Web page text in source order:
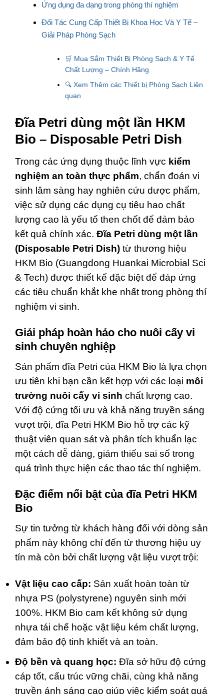
Ứng dụng đa dạng trong phòng thí nghiệm
Đối Tác Cung Cấp Thiết Bị Khoa Học Và Y Tế –
Giải Pháp Phòng Sạch
🛒 Mua Sắm Thiết Bị Phòng Sạch & Y Tế
Chất Lượng – Chính Hãng
🔍 Xem Thêm các Thiết bị Phòng Sạch Liên
quan
Đĩa Petri dùng một lần HKM
Bio – Disposable Petri Dish
Trong các ứng dụng thuộc lĩnh vực kiểm
nghiệm an toàn thực phẩm, chẩn đoán vi
sinh lâm sàng hay nghiên cứu dược phẩm,
việc sử dụng các dụng cụ tiêu hao chất
lượng cao là yếu tố then chốt để đảm bảo
kết quả chính xác. Đĩa Petri dùng một lần
(Disposable Petri Dish) từ thương hiệu
HKM Bio (Guangdong Huankai Microbial Sci
& Tech) được thiết kế đặc biệt để đáp ứng
các tiêu chuẩn khắt khe nhất trong phòng thí
nghiệm vi sinh.
Giải pháp hoàn hảo cho nuôi cấy vi
sinh chuyên nghiệp
Sản phẩm đĩa Petri của HKM Bio là lựa chọn
ưu tiên khi bạn cần kết hợp với các loại môi
trường nuôi cấy vi sinh chất lượng cao.
Với độ cứng tối ưu và khả năng truyền sáng
vượt trội, đĩa Petri HKM Bio hỗ trợ các kỹ
thuật viên quan sát và phân tích khuẩn lạc
một cách dễ dàng, giảm thiểu sai số trong
quá trình thực hiện các thao tác thí nghiệm.
Đặc điểm nổi bật của đĩa Petri HKM
Bio
Sự tin tưởng từ khách hàng đối với dòng sản
phẩm này không chỉ đến từ thương hiệu uy
tín mà còn bởi chất lượng vật liệu vượt trội:
Vật liệu cao cấp: Sản xuất hoàn toàn từ
nhựa PS (polystyrene) nguyên sinh mới
100%. HKM Bio cam kết không sử dụng
nhựa tái chế hoặc vật liệu kém chất lượng,
đảm bảo độ tinh khiết và an toàn.
Độ bền và quang học: Đĩa sở hữu độ cứng
cáp tốt, cấu trúc vững chãi, cùng khả năng
truyền ánh sáng cao giúp việc kiểm soát quá